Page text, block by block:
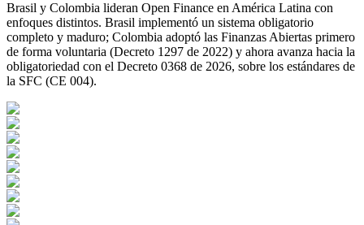
Brasil y Colombia lideran Open Finance en América Latina con
enfoques distintos. Brasil implementó un sistema obligatorio
completo y maduro; Colombia adoptó las Finanzas Abiertas primero
de forma voluntaria (Decreto 1297 de 2022) y ahora avanza hacia la
obligatoriedad con el Decreto 0368 de 2026, sobre los estándares de
la SFC (CE 004).